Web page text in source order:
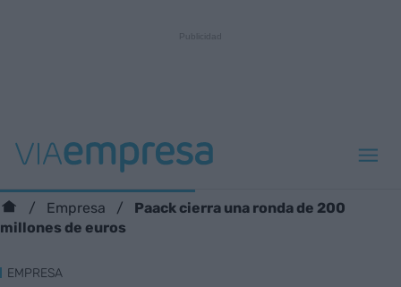
Empresa
Paack cierra una ronda de 200
millones de euros
EMPRESA